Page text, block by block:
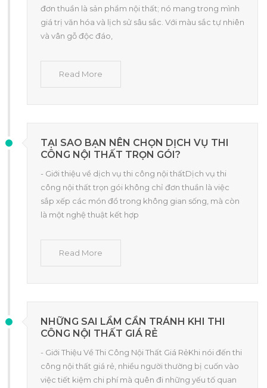
đơn thuần là sản phẩm nội thất; nó mang trong mình
giá trị văn hóa và lịch sử sâu sắc. Với màu sắc tự nhiên
và vân gỗ độc đáo,
Read More
TẠI SAO BẠN NÊN CHỌN DỊCH VỤ THI
CÔNG NỘI THẤT TRỌN GÓI?
- Giới thiệu về dịch vụ thi công nội thấtDịch vụ thi
công nội thất trọn gói không chỉ đơn thuần là việc
sắp xếp các món đồ trong không gian sống, mà còn
là một nghệ thuật kết hợp
Read More
NHỮNG SAI LẦM CẦN TRÁNH KHI THI
CÔNG NỘI THẤT GIÁ RẺ
- Giới Thiệu Về Thi Công Nội Thất Giá RẻKhi nói đến thi
công nội thất giá rẻ, nhiều người thường bị cuốn vào
việc tiết kiệm chi phí mà quên đi những yếu tố quan